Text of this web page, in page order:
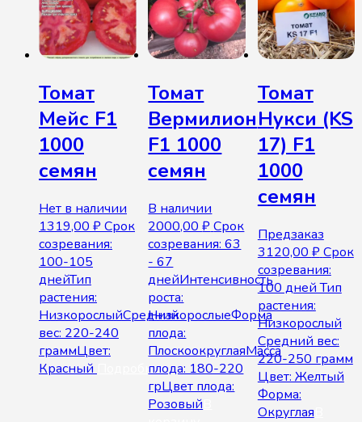
Томат
Мейс F1
1000
семян
Нет в наличии
1319,00 ₽Срок
созревания:
100-105
днейТип
растения:
НизкорослыйСредний
вес: 220-240
граммЦвет:
Красный
Подробнее
Томат
Вермилион
F1 1000
семян
В наличии
2000,00₽ Срок
созревания: 63
- 67
днейИнтенсивность
роста:
НизкорослыеФорма
плода:
ПлоскоокруглаяМасса
плода: 180-220
грЦвет плода:
Розовый
Томат
Нукси (KS
17) F1
1000
семян
Предзаказ
3120,00 ₽Срок
созревания:
100 дней Тип
растения:
Низкорослый
Средний вес:
220-250 грамм
Цвет: Желтый
Форма:
Округлая